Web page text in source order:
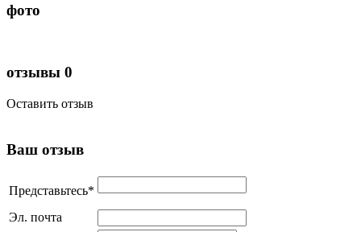
фото
отзывы 0
Оставить отзыв
Ваш отзыв
Представьтесь*
Эл. почта